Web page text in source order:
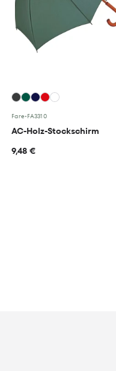
Fare•FA3310
AC-Holz-Stockschirm
9,48 €